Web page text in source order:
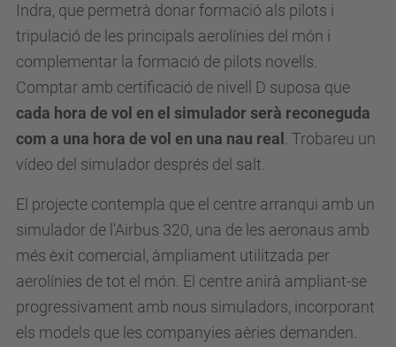
Indra, que permetrà donar formació als pilots i
tripulació de les principals aerolínies del món i
complementar la formació de pilots novells.
Comptar amb certificació de nivell D suposa que
cada hora de vol en el simulador serà reconeguda
com a una hora de vol en una nau real
. Trobareu un
vídeo del simulador després del salt.
El projecte contempla que el centre arranqui amb un
simulador de l'Airbus 320, una de les aeronaus amb
més èxit comercial, àmpliament utilitzada per
aerolínies de tot el món. El centre anirà ampliant-se
progressivament amb nous simuladors, incorporant
els models que les companyies aèries demanden.